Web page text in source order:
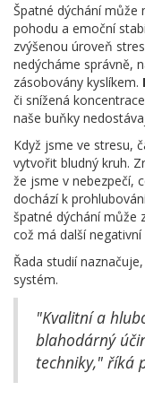
Špatné dýchání může
pohodu a emoční
zvýšenou úroveň
nedýcháme správně,
zásobovány kyslíkem.
či snížená
naše buňky
Když jsme ve stresu,
vytvořit bludný kruh.
že jsme v nebezpečí,
dochází k
špatné dýchání může
což má další
Řada studií
systém.
"Kvalitní a
blahodárný
techniky," říká